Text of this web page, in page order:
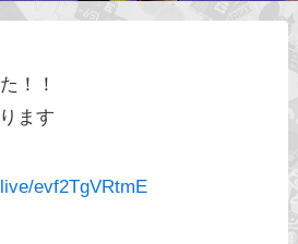
！！
ます
evf2TgVRtmE